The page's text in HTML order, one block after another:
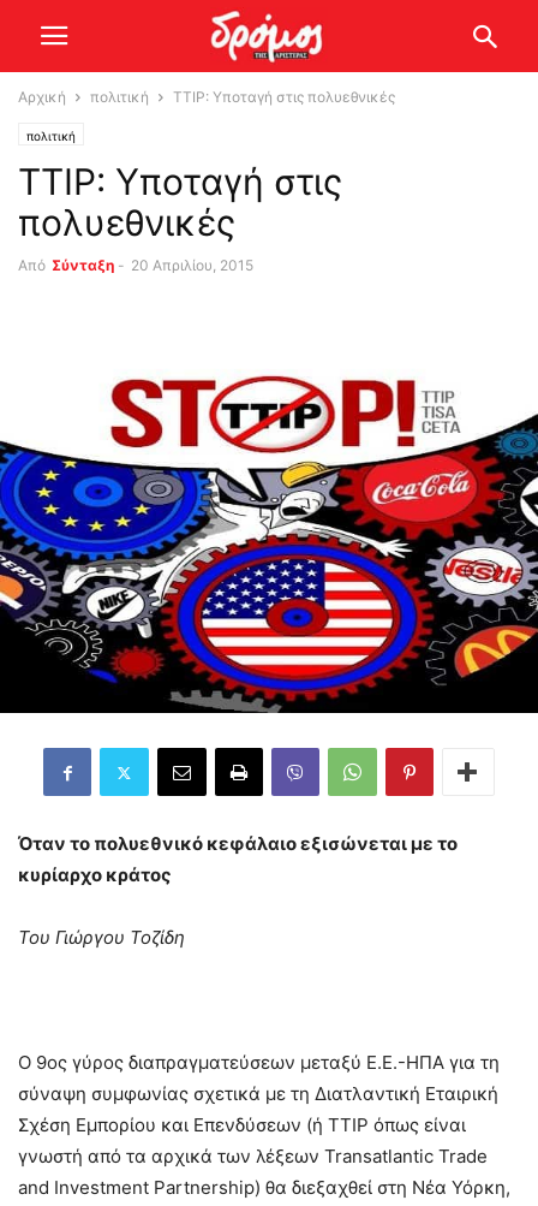
Αρχική πολιτική TTIP: Υποταγή στις πολυεθνικές
πολιτική
TTIP: Υποταγή στις
πολυεθνικές
Από Σύνταξη - 20 Απριλίου, 2015
Όταν το πολυεθνικό κεφάλαιο εξισώνεται με το
κυρίαρχο κράτος
Του Γιώργου Τοζίδη
Ο 9ος γύρος διαπραγματεύσεων μεταξύ Ε.Ε.-ΗΠΑ για τη
σύναψη συμφωνίας σχετικά με τη Διατλαντική Εταιρική
Σχέση Εμπορίου και Επενδύσεων (ή TTIP όπως είναι
γνωστή από τα αρχικά των λέξεων Transatlantic Trade
and Investment Partnership) θα διεξαχθεί στη Νέα Υόρκη,